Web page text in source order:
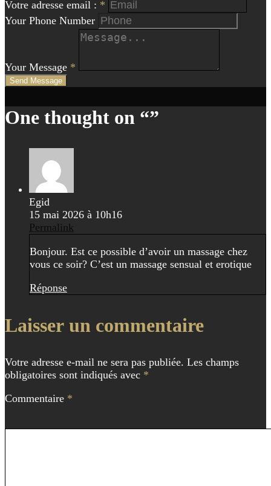
Votre adresse email : *
Your Phone Number
Your Message *
Send Message
de
One thought on “”
Egid
15 mai 2026 à 10h16
Permalink
Bonjour. Est ce possible d’avoir un massage chez
vous ce soir? C’est un massage sensual et erotique
Réponse
Laisser un commentaire
Votre adresse e-mail ne sera pas publiée. Les champs
obligatoires sont indiqués avec *
Commentaire *